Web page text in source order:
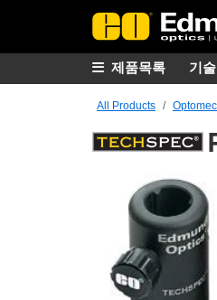
기
제품목록
All Products